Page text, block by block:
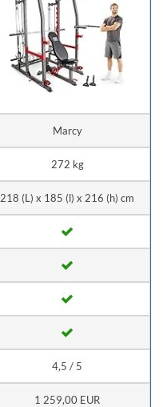
Marcy
272 kg
218 (L) x 185 (l) x 216 (h) cm
4,5 / 5
1 259,00 EUR